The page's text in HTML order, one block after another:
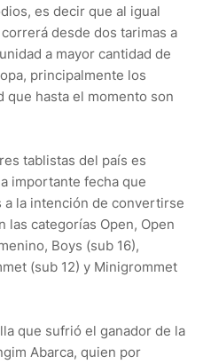
es decir que al igual
desde dos tarimas a
a mayor cantidad de
principalmente los
que hasta el momento son
tablistas del país es
importante fecha que
la intención de convertirse
las categorías Open, Open
Boys (sub 16),
(sub 12) y Minigrommet
que sufrió el ganador de la
Abarca, quien por